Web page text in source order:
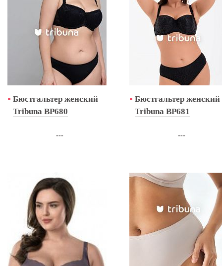
Бюстгальтер женский
Tribuna BP680
---
Бюстгальтер женский
Tribuna BP681
---